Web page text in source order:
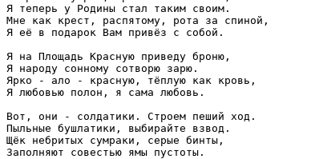
Я теперь у Родины стал таким своим.
Мне как крест, распятому, рота за спиной,
Я её в подарок Вам привёз с собой.
Я на Площадь Красную приведу броню,
Я народу сонному сотворю зарю.
Ярко - ало - красную, тёплую как кровь,
Я любовью полон, я сама любовь.
Вот, они - солдатики. Строем пеший ход.
Пыльные бушлатики, выбирайте взвод.
Щёк небритых сумраки, серые бинты,
Заполняют совестью ямы пустоты.